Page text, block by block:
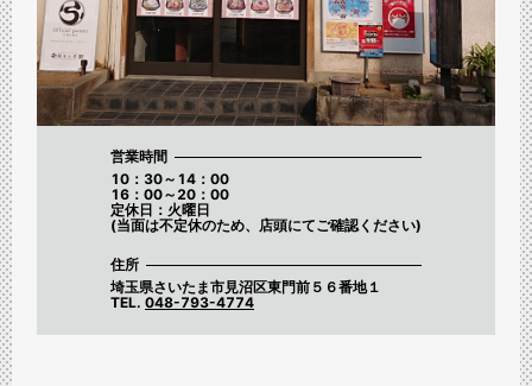
営業時間
10：30～14：00
16：00～20：00
定休日：火曜日
(当面は不定休のため、店頭にてご確認ください)
住所
埼玉県さいたま市見沼区東門前５６番地１
TEL. 048-793-4774